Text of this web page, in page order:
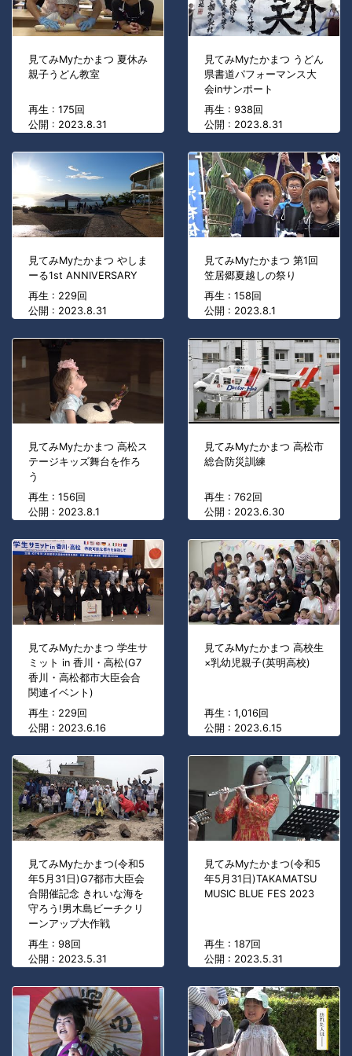
見てみMyたかまつ 夏休み
親子うどん教室
再生 : 175回
公開 : 2023.8.31
見てみMyたかまつ うどん
県書道パフォーマンス大
会inサンポート
再生 : 938回
公開 : 2023.8.31
見てみMyたかまつ やしま
ーる1st ANNIVERSARY
再生 : 229回
公開 : 2023.8.31
見てみMyたかまつ 第1回
笠居郷夏越しの祭り
再生 : 158回
公開 : 2023.8.1
見てみMyたかまつ 高松ス
テージキッズ舞台を作ろ
う
再生 : 156回
公開 : 2023.8.1
見てみMyたかまつ 高松市
総合防災訓練
再生 : 762回
公開 : 2023.6.30
見てみMyたかまつ 学生サ
ミット in 香川・高松(G7
香川・高松都市大臣会合
関連イベント)
再生 : 229回
公開 : 2023.6.16
見てみMyたかまつ 高校生
×乳幼児親子(英明高校)
再生 : 1,016回
公開 : 2023.6.15
見てみMyたかまつ(令和5
年5月31日)G7都市大臣会
合開催記念 きれいな海を
守ろう!男木島ビーチクリ
ーンアップ大作戦
再生 : 98回
公開 : 2023.5.31
見てみMyたかまつ(令和5
年5月31日)TAKAMATSU
MUSIC BLUE FES 2023
再生 : 187回
公開 : 2023.5.31